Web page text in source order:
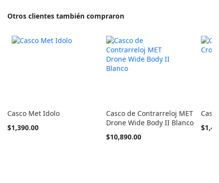
Otros clientes también compraron
Casco Met Idolo
Tan
$1,390.00
Casco de Contrarreloj MET
Drone Wide Body II Blanco
Tan
$10,890.00
Tan